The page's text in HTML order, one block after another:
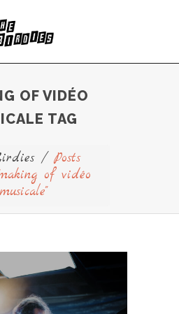
OF VIDÉO
TAG
/Posts
of vidéo
musicale"